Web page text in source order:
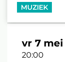
MUZIEK
vr 7 mei
20:00